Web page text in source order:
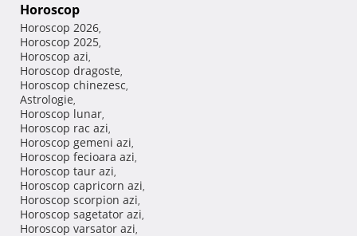
Horoscop
Horoscop 2026,
Horoscop 2025,
Horoscop azi,
Horoscop dragoste,
Horoscop chinezesc,
Astrologie,
Horoscop lunar,
Horoscop rac azi,
Horoscop gemeni azi,
Horoscop fecioara azi,
Horoscop taur azi,
Horoscop capricorn azi,
Horoscop scorpion azi,
Horoscop sagetator azi,
Horoscop varsator azi,